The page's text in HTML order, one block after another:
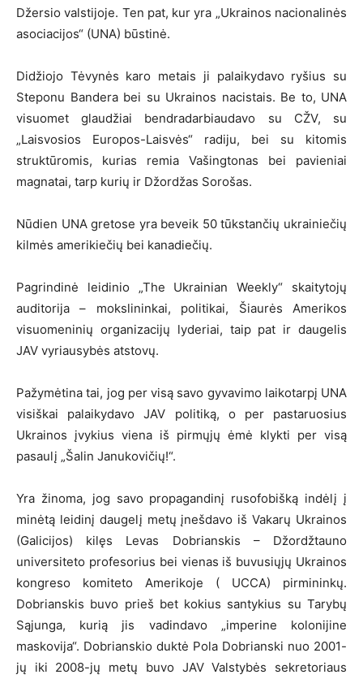
Džersio valstijoje. Ten pat, kur yra „Ukrainos nacionalinės
asociacijos“ (UNA) būstinė.
Didžiojo Tėvynės karo metais ji palaikydavo ryšius su
Steponu Bandera bei su Ukrainos nacistais. Be to, UNA
visuomet glaudžiai bendradarbiaudavo su CŽV, su
„Laisvosios Europos-Laisvės“ radiju, bei su kitomis
struktūromis, kurias remia Vašingtonas bei pavieniai
magnatai, tarp kurių ir Džordžas Sorošas.
Nūdien UNA gretose yra beveik 50 tūkstančių ukrainiečių
kilmės amerikiečių bei kanadiečių.
Pagrindinė leidinio „The Ukrainian Weekly“ skaitytojų
auditorija – mokslininkai, politikai, Šiaurės Amerikos
visuomeninių organizacijų lyderiai, taip pat ir daugelis
JAV vyriausybės atstovų.
Pažymėtina tai, jog per visą savo gyvavimo laikotarpį UNA
visiškai palaikydavo JAV politiką, o per pastaruosius
Ukrainos įvykius viena iš pirmųjų ėmė klykti per visą
pasaulį „Šalin Janukovičių!“.
Yra žinoma, jog savo propagandinį rusofobišką indėlį į
minėtą leidinį daugelį metų įnešdavo iš Vakarų Ukrainos
(Galicijos) kilęs Levas Dobrianskis – Džordžtauno
universiteto profesorius bei vienas iš buvusiųjų Ukrainos
kongreso komiteto Amerikoje ( UCCA) pirmininkų.
Dobrianskis buvo prieš bet kokius santykius su Tarybų
Sąjunga, kurią jis vadindavo „imperine kolonijine
maskovija“. Dobrianskio duktė Pola Dobrianski nuo 2001-
jų iki 2008-jų metų buvo JAV Valstybės sekretoriaus